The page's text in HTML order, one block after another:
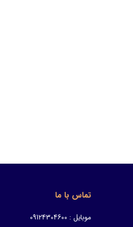
تماس با ما
موبایل : 09124304600